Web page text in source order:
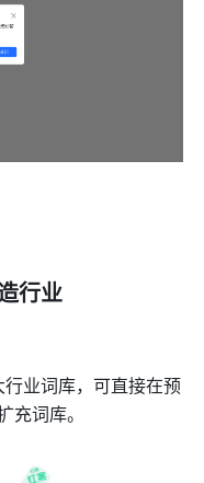
行业
业词库，可直接在预
充词库。